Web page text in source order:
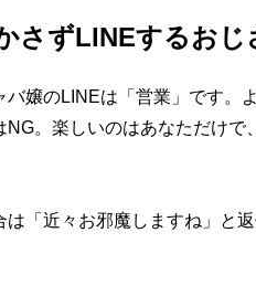
さずLINEするおじ
嬢のLINEは「営業」です。
NG。楽しいのはあなただけ
「近々お邪魔しますね」と